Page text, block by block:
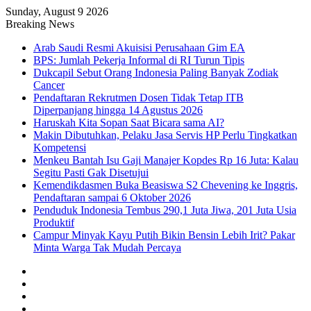
Sunday, August 9 2026
Breaking News
Arab Saudi Resmi Akuisisi Perusahaan Gim EA
BPS: Jumlah Pekerja Informal di RI Turun Tipis
Dukcapil Sebut Orang Indonesia Paling Banyak Zodiak
Cancer
Pendaftaran Rekrutmen Dosen Tidak Tetap ITB
Diperpanjang hingga 14 Agustus 2026
Haruskah Kita Sopan Saat Bicara sama AI?
Makin Dibutuhkan, Pelaku Jasa Servis HP Perlu Tingkatkan
Kompetensi
Menkeu Bantah Isu Gaji Manajer Kopdes Rp 16 Juta: Kalau
Segitu Pasti Gak Disetujui
Kemendikdasmen Buka Beasiswa S2 Chevening ke Inggris,
Pendaftaran sampai 6 Oktober 2026
Penduduk Indonesia Tembus 290,1 Juta Jiwa, 201 Juta Usia
Produktif
Campur Minyak Kayu Putih Bikin Bensin Lebih Irit? Pakar
Minta Warga Tak Mudah Percaya